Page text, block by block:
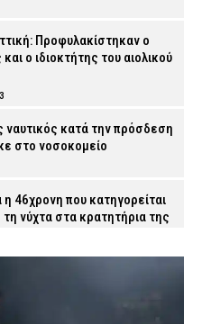
Προφυλακίστηκαν ο
ο ιδιοκτήτης του αιολικού
κατά την πρόσδεση
στο νοσοκομείο
46χρονη που κατηγορείται
νύχτα στα κρατητήρια της
ρεύματος σήμερα (7/8)
οδοί